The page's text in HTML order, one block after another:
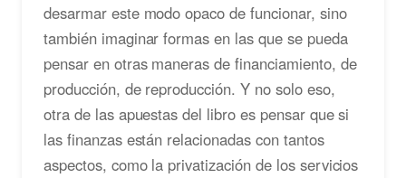
desarmar este modo opaco de funcionar, sino
también imaginar formas en las que se pueda
pensar en otras maneras de financiamiento, de
producción, de reproducción. Y no solo eso,
otra de las apuestas del libro es pensar que si
las finanzas están relacionadas con tantos
aspectos, como la privatización de los servicios